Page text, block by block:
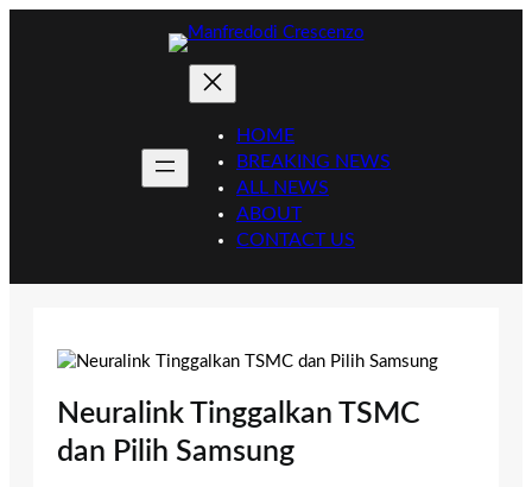
HOME
BREAKING NEWS
ALL NEWS
ABOUT
CONTACT US
Neuralink Tinggalkan TSMC
dan Pilih Samsung